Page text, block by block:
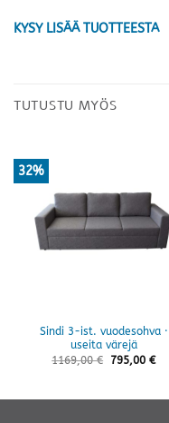
KYSY LISÄÄ TUOTTEESTA
TUTUSTU MYÖS
32%
Sindi 3-ist. vuodesohva ·
useita värejä
1169,00€ 795,00 €